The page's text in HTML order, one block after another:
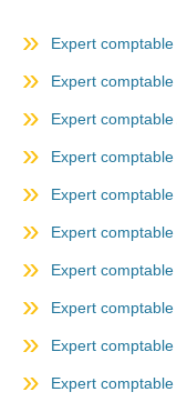
Expert comptable
Expert
Expert comptable
Expert
Expert
Expert
Expert
Expert
Expert
Expert